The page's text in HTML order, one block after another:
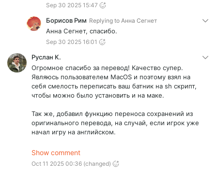
Sep 30 2025 15:47
Борисов Рим Replying to Анна Сегнет
Анна Сегнет, спасибо.
Sep 30 2025 16:01
Руслан К.
Огромное спасибо за перевод! Качество супер.
Являюсь пользователем MacOS и поэтому взял на
себя смелость переписать ваш батник на sh скрипт,
чтобы можно было установить и на маке.
Так же, добавил функцию переноса сохранений из
оригинального перевода, на случай, если игрок уже
начал игру на английском.
Проверил на своем устройстве, всё завелось
идеально (устанавливал на версию 1.01).
Show comment
Oct 11 2025 00:36 (changed)